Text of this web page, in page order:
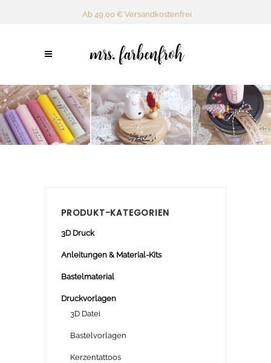
Ab 49,00 € Versandkostenfrei
PRODUKT-KATEGORIEN
3D Druck
Anleitungen & Material-Kits
Bastelmaterial
Druckvorlagen
3D Datei
Bastelvorlagen
Kerzentattoos